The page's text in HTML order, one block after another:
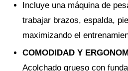
Incluye una máquina de
trabajar brazos, espalda,
maximizando el
COMODIDAD Y
Acolchado grueso con